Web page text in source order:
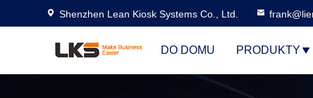
Shenzhen Lean Kiosk Systems Co., Ltd.
DO DOMU PRODUKTY